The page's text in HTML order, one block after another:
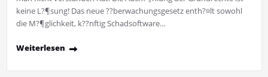
keine L?¶sung! Das neue ??berwachungsgesetz enth?¤lt sowohl
die M?¶glichkeit, k??nftig Schadsoftware…
Weiterlesen